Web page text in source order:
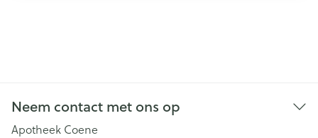
Neem contact met ons op
Apotheek Coene